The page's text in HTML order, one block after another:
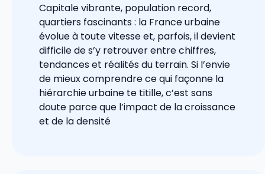
Capitale vibrante, population record,
quartiers fascinants : la France urbaine
évolue à toute vitesse et, parfois, il devient
difficile de s’y retrouver entre chiffres,
tendances et réalités du terrain. Si l’envie
de mieux comprendre ce qui façonne la
hiérarchie urbaine te titille, c’est sans
doute parce que l’impact de la croissance
et de la densité